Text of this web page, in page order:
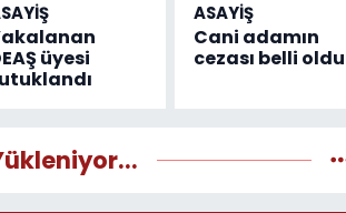
üyesi
ASAYİŞ
Cani adamın
cezası belli oldu